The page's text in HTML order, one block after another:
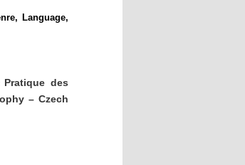
Language,
des
– Czech